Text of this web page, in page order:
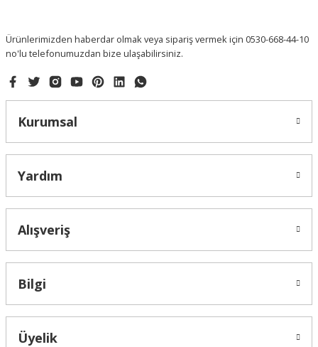
Ürünlerimizden haberdar olmak veya sipariş vermek için 0530-668-44-10
no'lu telefonumuzdan bize ulaşabilirsiniz.
Kurumsal
Yardım
Alışveriş
Bilgi
Üyelik